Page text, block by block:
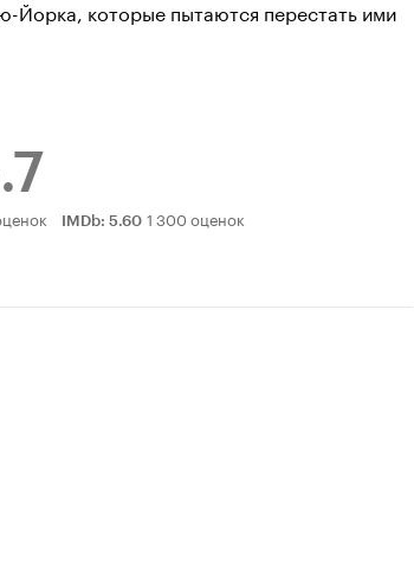
Йорка, которые пытаются перестать ими
IMDb: 5.60 1 300 оценок
7.